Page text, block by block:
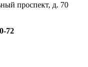
проспект, д. 70
72